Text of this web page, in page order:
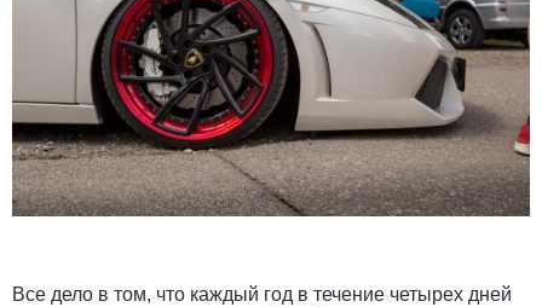
Все дело в том, что каждый год в течение четырех дней